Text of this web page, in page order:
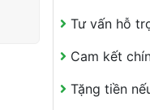
Tư vấn hỗ
Cam kết
Tặng tiền